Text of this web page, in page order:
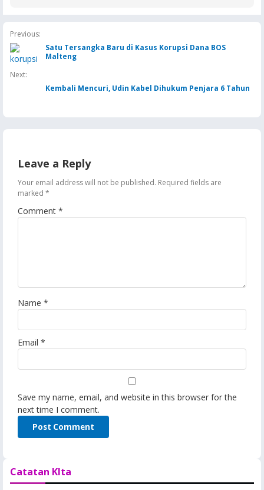
Previous:
Satu Tersangka Baru di Kasus Korupsi Dana BOS
Malteng
Next:
Kembali Mencuri, Udin Kabel Dihukum Penjara 6 Tahun
Leave a Reply
Your email address will not be published. Required fields are
marked *
Comment *
Name *
Email *
Save my name, email, and website in this browser for the
next time I comment.
Catatan KIta